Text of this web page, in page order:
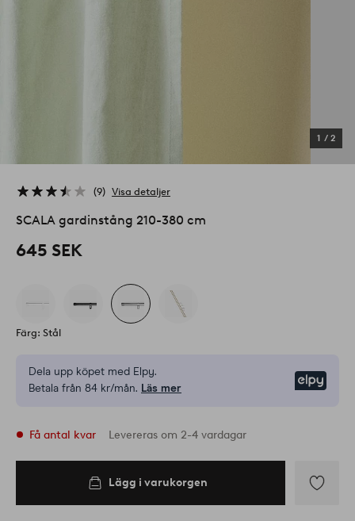
1 / 2
9 Visa detaljer
SCALA gardinstång 210-380 cm
645 SEK
Färg: Stål
Dela upp köpet med Elpy.
Betala från 84 kr/mån. Läs mer
Få antal kvar Levereras om 2-4 vardagar
Lägg i varukorgen